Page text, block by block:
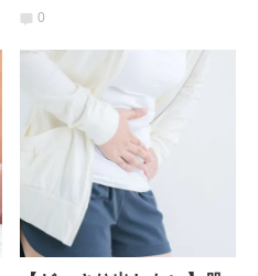
までOK！デトックス＆消
0